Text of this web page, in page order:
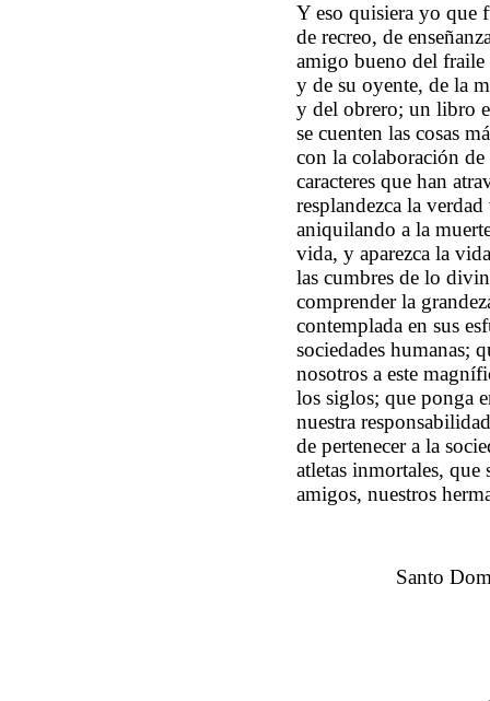
Y eso quisiera yo que
de recreo, de
amigo bueno del
y de su oyente, de la
y del obrero; un libro
se cuenten las cosas
con la colaboración
caracteres que han
resplandezca la
aniquilando a la
vida, y aparezca la
las cumbres de lo
comprender la
contemplada en sus
sociedades humanas;
nosotros a este
los siglos; que ponga
nuestra
de pertenecer a la
atletas inmortales, que
amigos, nuestros
Santo